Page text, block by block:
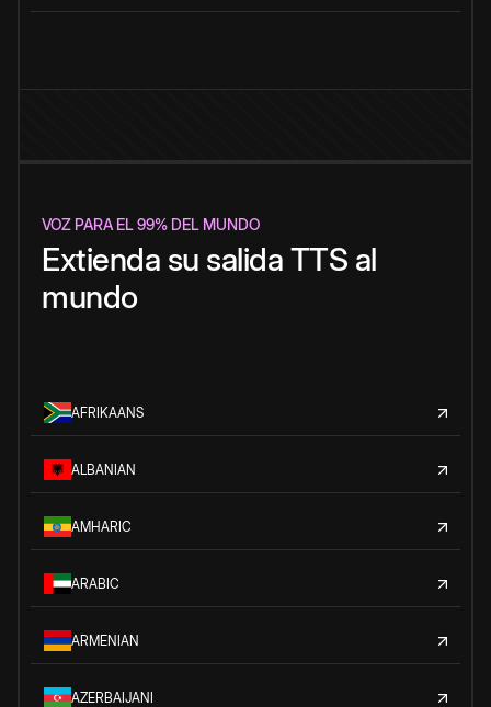
VOZ PARA EL 99% DEL MUNDO
Extienda su salida TTS al
mundo
AFRIKAANS
ALBANIAN
AMHARIC
ARABIC
ARMENIAN
AZERBAIJANI